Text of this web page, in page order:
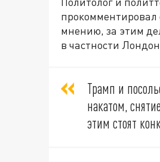
прокомментировал
мнению, за этим
в частности
Трамп и
накатом,
этим стоят